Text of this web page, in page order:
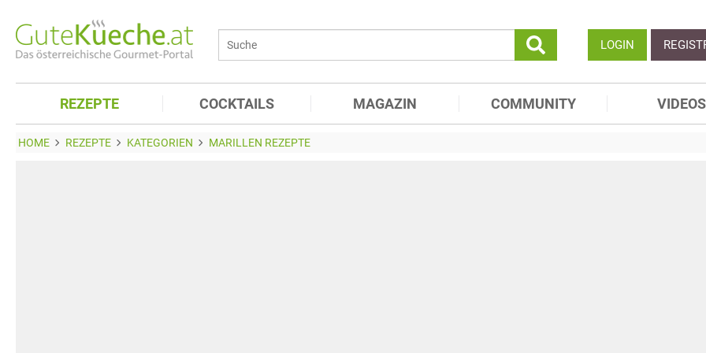
LOGIN
REZEPTE COCKTAILS MAGAZIN COMMUNITY VIDEOS
HOME REZEPTE KATEGORIEN MARILLEN REZEPTE